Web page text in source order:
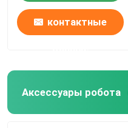
О нас
Проверка качества
контактные
Аксессуары робота